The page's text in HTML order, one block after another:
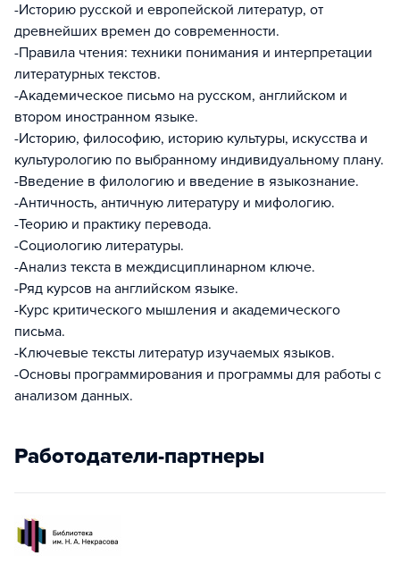
-Историю русской и европейской литератур, от
древнейших времен до современности.
-Правила чтения: техники понимания и интерпретации
литературных текстов.
-Академическое письмо на русском, английском и
втором иностранном языке.
-Историю, философию, историю культуры, искусства и
культурологию по выбранному индивидуальному плану.
-Введение в филологию и введение в языкознание.
-Античность, античную литературу и мифологию.
-Теорию и практику перевода.
-Социологию литературы.
-Анализ текста в междисциплинарном ключе.
-Ряд курсов на английском языке.
-Курс критического мышления и академического
письма.
-Ключевые тексты литератур изучаемых языков.
-Основы программирования и программы для работы с
анализом данных.
Работодатели-партнеры